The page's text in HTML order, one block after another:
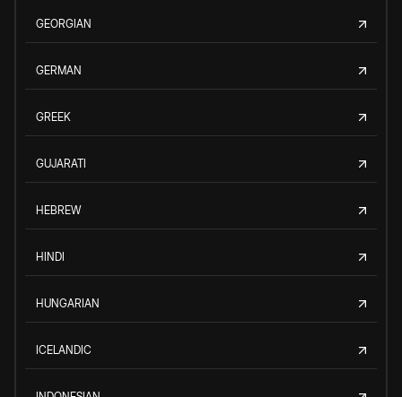
GEORGIAN
GERMAN
GREEK
GUJARATI
HEBREW
HINDI
HUNGARIAN
ICELANDIC